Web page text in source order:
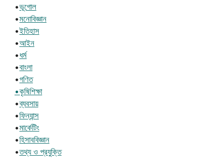
•ভূগোল
•মনোবিজ্ঞান
•ইতিহাস
•আইন
•ধর্ম
•বাংলা
•গণিত
•কৃষিশিক্ষা
•ব্যবসায়
•ফিন্যান্স
•মার্কেটিং
•হিসাববিজ্ঞান
•তথ্য ও প্রযুক্তি